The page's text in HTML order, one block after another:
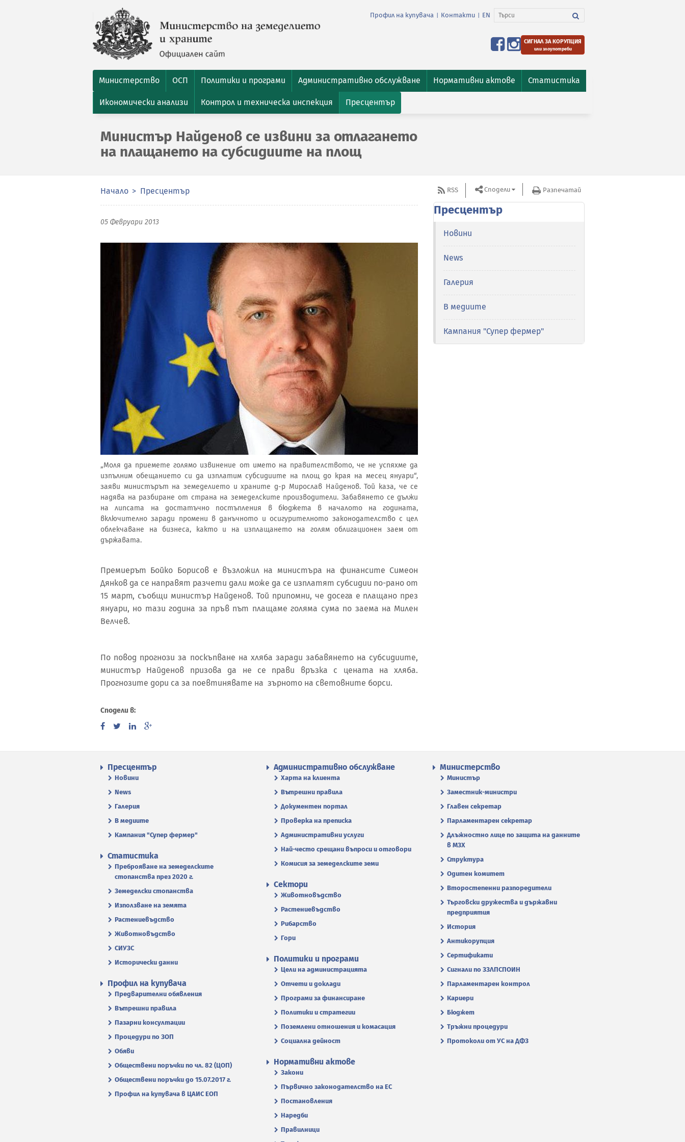
Профил на купувача Контакти EN
СИГНАЛ ЗА КОРУПЦИЯ
или злоупотреби
Министерство ОСП Политики и програми Административно обслужване Нормативни актове Статистика
Икономически анализи Контрол и техническа инспекция Пресцентър
Министър Найденов се извини за отлагането
на плащането на субсидиите на площ
Начало Пресцентър
05 Февруари 2013
„Моля да приемете голямо извинение от името на правителството, че не успяхме да
изпълним обещанието си да изплатим субсидиите на площ до края на месец януари“,
заяви министърът на земеделието и храните д-р Мирослав Найденов. Той каза, че се
надява на разбиране от страна на земеделските производители. Забавянето се дължи
на липсата на достатъчно постъпления в бюджета в началото на годината,
включително заради промени в данъчното и осигурителното законодателство с цел
облекчаване на бизнеса, както и на изплащането на голям облигационен заем от
държавата.
Премиерът Бойко Борисов е възложил на министърa на финансите Симеон
Дянков да се направят разчети дали може да се изплатят субсидии по-рано от
15 март, съобщи министър Найденов. Той припомни, че досега е плащано през
януари, но тази година за пръв път плащаме голяма сума по заема на Милен
Велчев.
По повод прогнози за поскъпване на хляба заради забавянето на субсидиите,
министър Найденов призова да не се прави връзка с цената на хляба.
Прогнозите дори са за поевтинявате на зърното на световните борси.
Сподели в:
RSS Сподели Разпечатай
Пресцентър
Новини
News
Галерия
В медиите
Кампания "Супер фермер"
Пресцентър
Новини
News
Галерия
В медиите
Кампания "Супер фермер"
Административно обслужване
Харта на клиента
Вътрешни правила
Документен портал
Проверка на преписка
Административни услуги
Най-често срещани въпроси и отговори
Комисия за земеделските земи
Министерство
Министър
Заместник-министри
Главен секретар
Парламентарен секретар
Длъжностно лице по защита на данните
в МЗХ
Структура
Одитен комитет
Второстепенни разпоредители
Търговски дружества и държавни
предприятия
История
Антикорупция
Сертификати
Сигнали по ЗЗЛПСПОИН
Парламентарен контрол
Кариери
Бюджет
Тръжни процедури
Протоколи от УС на ДФЗ
Статистика
Преброяване на земеделските
стопанства през 2020 г.
Земеделски стопанства
Използване на земята
Растениевъдство
Животновъдство
СИУЗС
Исторически данни
Сектори
Животновъдство
Растениевъдство
Рибарство
Гори
Политики и програми
Цели на администрацията
Отчети и доклади
Програми за финансиране
Политики и стратегии
Поземлени отношения и комасация
Социална дейност
Профил на купувача
Предварителни обявления
Вътрешни правила
Пазарни консултации
Процедури по ЗОП
Обяви
Обществени поръчки по чл. 82 (ЦОП)
Обществени поръчки до 15.07.2017 г.
Профил на купувача в ЦАИС ЕОП
Нормативни актове
Закони
Първично законодателство на ЕС
Постановления
Наредби
Правилници